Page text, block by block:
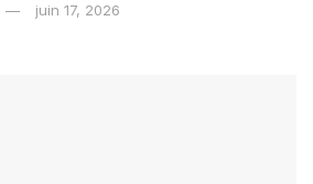
juin 17, 2026